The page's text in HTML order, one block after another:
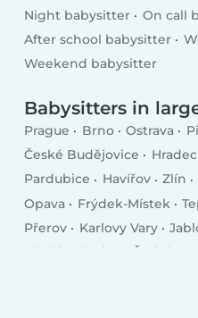
Night babysitter
On call
After school babysitter
Weekend babysitter
Babysitters in
Prague Brno Ostrava
České Budějovice
Pardubice
Havířov Zlín
Opava
Frýdek-Místek
Přerov
Karlovy Vary
Mladá Boleslav
Česká Lípa